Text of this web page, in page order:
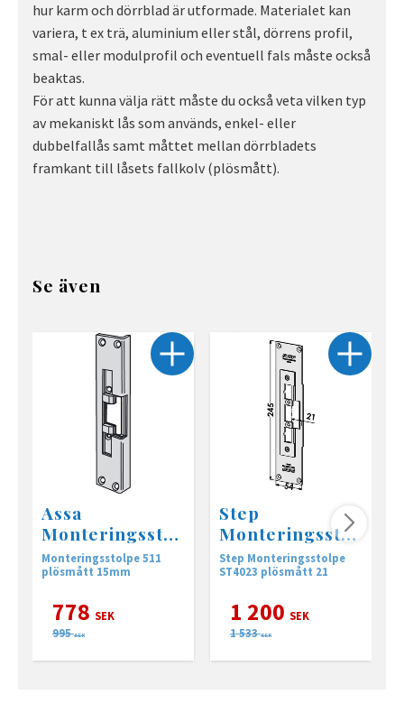
hur karm och dörrblad är utformade. Materialet kan
variera, t ex trä, aluminium eller stål, dörrens profil,
smal- eller modulprofil och eventuell fals måste också
beaktas.
För att kunna välja rätt måste du också veta vilken typ
av mekaniskt lås som används, enkel- eller
dubbelfallås samt måttet mellan dörrbladets
framkant till låsets fallkolv (plösmått).
Se även
Assa
Monteringsstol
pe 511
Monteringsstolpe 511
plösmått 15mm
778 SEK
995 SEK
Step
Monteringsstol
pe ST4023
Step Monteringsstolpe
ST4023 plösmått 21
1 200 SEK
1 533 SEK